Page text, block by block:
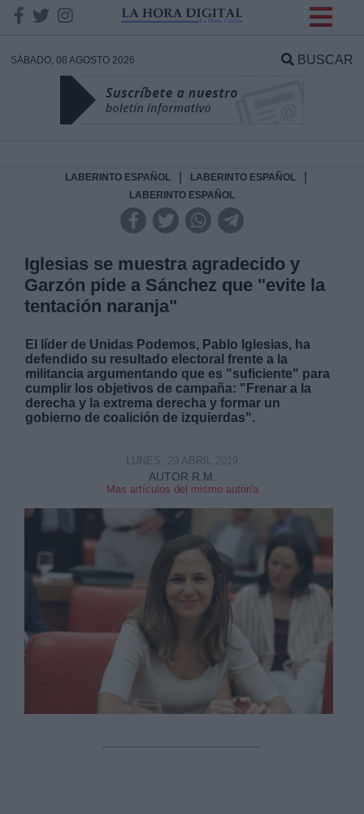
SÁBADO, 08 AGOSTO 2026 BUSCAR
LABERINTO ESPAÑOL LABERINTO ESPAÑOL
LABERINTO ESPAÑOL
Iglesias se muestra agradecido y
Garzón pide a Sánchez que "evite la
tentación naranja"
El líder de Unidas Podemos, Pablo Iglesias, ha
defendido su resultado electoral frente a la
militancia argumentando que es "suficiente" para
cumplir los objetivos de campaña: "Frenar a la
derecha y la extrema derecha y formar un
gobierno de coalición de izquierdas".
AUTOR R.M.
Mas artículos del mismo autor/a
LUNES, 29 ABRIL 2019
DATOS
Responsable:
Legitimación:
Información adicional